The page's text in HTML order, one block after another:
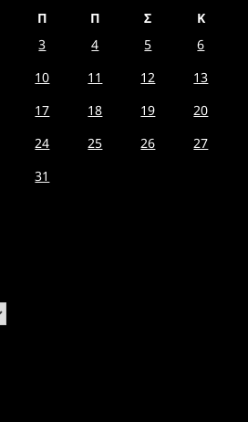
Π Π Σ
Κ
3 4 5
6
10 11 12
13
17 18 19
20
24 25 26
27
31